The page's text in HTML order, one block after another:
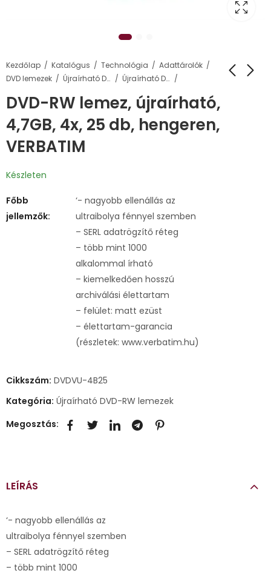
Kezdőlap Katalógus Technológia
Adattárolók
DVD lemezek
Újraírható DVD lemezek Újraírható DVD-RW lemezek
DVD-RW lemez, újraírható,
4,7GB, 4x, 25 db, hengeren,
VERBATIM
Készleten
Főbb
jellemzők:
‘- nagyobb ellenállás az
ultraibolya fénnyel szemben
– SERL adatrögzítő réteg
– több mint 1000
alkalommal írható
– kiemelkedően hosszú
archiválási élettartam
– felület: matt ezüst
– élettartam-garancia
(részletek: www.verbatim.hu)
Cikkszám: DVDVU-4B25
Kategória: Újraírható DVD-RW lemezek
Megosztás:
LEÍRÁS
‘- nagyobb ellenállás az
ultraibolya fénnyel szemben
– SERL adatrögzítő réteg
– több mint 1000